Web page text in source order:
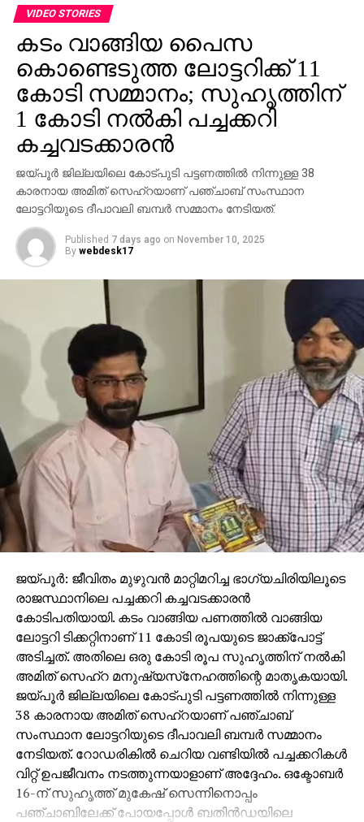
ആവശ്യപ്പെടുന്നതാണ് സാധാരണ രീതി. ചിലര്‍
മാല്‍വെയര്‍ ഇന്‍സ്റ്റാള്‍ ചെയ്യാനോ ഡാറ്റ
മോഷ്ടിക്കാനോ ലക്ഷ്യമിട്ടുള്ള വ്യാജ അഭിമുഖ
സോഫ്റ്റ്‌വെയറുകളും അയക്കുന്നു. ഇത്തരം തട്ടിപ്പുകള്‍
വ്യക്തികള്‍ക്കും സ്ഥാപനങ്ങള്‍ക്കും ഗുരുതരമായ
ഭീഷണിയാണെന്ന് ഗൂഗിള്‍ മുന്നറിയിപ്പ് നല്‍കി.
നിയമാനുസൃത തൊഴിലുടമകള്‍ ഒരിക്കലും സാമ്പത്തിക
വിവരങ്ങളോ പേയ്‌മെന്റെ് ആവശ്യങ്ങളോ
ഉന്നയിക്കില്ലെന്നും ഉപയോക്താക്കള്‍ ഓണ്‍ലൈനില്‍
കൂടുതല്‍ ജാഗ്രത പാലിക്കണമെന്നും ഗൂഗിള്‍
വ്യക്തമാക്കി.
VIDEO STORIES
കടം വാങ്ങിയ പൈസ
കൊണ്ടെടുത്ത ലോട്ടറിക്ക് 11
കോടി സമ്മാനം; സുഹൃത്തിന്
1 കോടി നല്‍കി പച്ചക്കറി
കച്ചവടക്കാരന്‍
ജയ്പൂര്‍ ജില്ലയിലെ കോട്പുടി പട്ടണത്തില്‍ നിന്നുള്ള 38
കാരനായ അമിത് സെഹ്‌റയാണ് പഞ്ചാബ് സംസ്ഥാന
ലോട്ടറിയുടെ ദീപാവലി ബമ്പര്‍ സമ്മാനം നേടിയത്.
Published 7 days ago on November 10, 2025
By webdesk17
ജയ്പൂര്‍: ജീവിതം മുഴുവന്‍ മാറ്റിമറിച്ച ഭാഗ്യചിരിയിലൂടെ
രാജസ്ഥാനിലെ പച്ചക്കറി കച്ചവടക്കാരന്‍
കോടിപതിയായി. കടം വാങ്ങിയ പണത്തില്‍ വാങ്ങിയ
ലോട്ടറി ടിക്കറ്റിനാണ് 11 കോടി രൂപയുടെ ജാക്ക്‌പോട്ട്
അടിച്ചത്. അതിലെ ഒരു കോടി രൂപ സുഹൃത്തിന് നല്‍കി
അമിത് സെഹ്‌റ മനുഷ്യസ്‌നേഹത്തിന്റെ മാതൃകയായി.
ജയ്പൂര്‍ ജില്ലയിലെ കോട്പുടി പട്ടണത്തില്‍ നിന്നുള്ള
38 കാരനായ അമിത് സെഹ്‌റയാണ് പഞ്ചാബ്
സംസ്ഥാന ലോട്ടറിയുടെ ദീപാവലി ബമ്പര്‍ സമ്മാനം
നേടിയത്. റോഡരികില്‍ ചെറിയ വണ്ടിയില്‍ പച്ചക്കറികള്‍
വിറ്റ് ഉപജീവനം നടത്തുന്നയാളാണ് അദ്ദേഹം. ഒക്ടോബര്‍
16-ന് സുഹൃത്ത് മുകേഷ് സെന്നിനൊപ്പം
പഞ്ചാബിലേക്ക് പോയപ്പോള്‍ ബതിന്‍ഡയിലെ